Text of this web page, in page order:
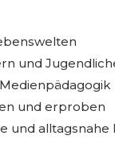
und
und erproben
und alltagsnahe